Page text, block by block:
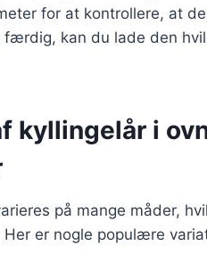
for at kontrollere, at
færdig, kan du lade den
kyllingelår i
på mange måder,
er nogle populære